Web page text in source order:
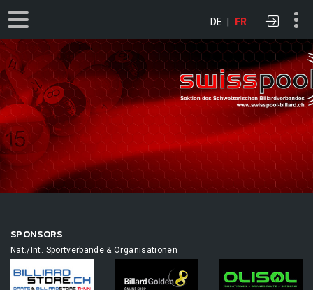
DE | FR
SPONSORS
Nat./Int. Sportverbände & Organisationen